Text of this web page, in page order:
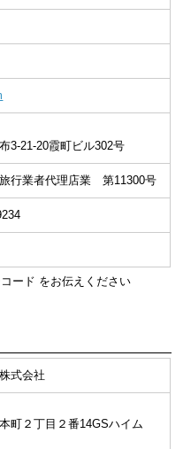
3-21-20霞町ビル302号
行業者代理店業 第11300号
ード をお伝えください
式会社
町２丁目２番14GSハイム